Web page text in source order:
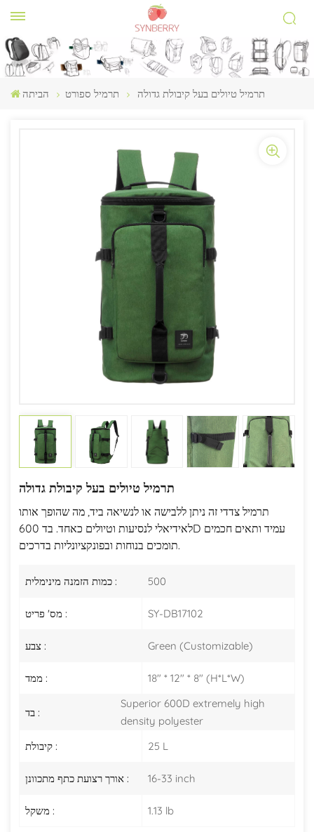
הביתה תרמיל ספורט תרמיל טיולים בעל קיבולת גדולה
תרמיל טיולים בעל קיבולת גדולה
תרמיל צדדי זה ניתן ללבישה או לנשיאה ביד, מה שהופך אותו
לאידיאלי לנסיעות וטיולים כאחד. בד 600D עמיד ותאים חכמים
תומכים בנוחות ובפונקציונליות בדרכים.
כמות הזמנה מינימלית : 500
מס' פריט : SY-DB17102
צבע : Green (Customizable)
ממד : 18" * 12" * 8" (H*L*W)
בד :
Superior 600D extremely high
density polyester
קיבולת :
25 L
אורך רצועת כתף מתכוונן : 16-33 inch
משקל : 1.13 lb